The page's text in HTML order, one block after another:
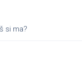
si ma?